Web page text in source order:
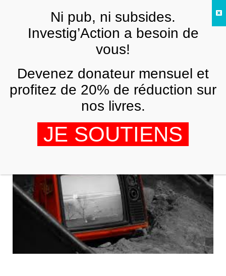
Le système médiatique occidental et
la guerre en Ukraine
22 AVRIL 2022
ANALYSES ET TÉMOIGNAGES
FRNi pub, ni subsides.
Investig’Action a besoin de
vous!
Devenez donateur mensuel et
profitez de 20% de réduction sur
nos livres.
JE SOUTIENS